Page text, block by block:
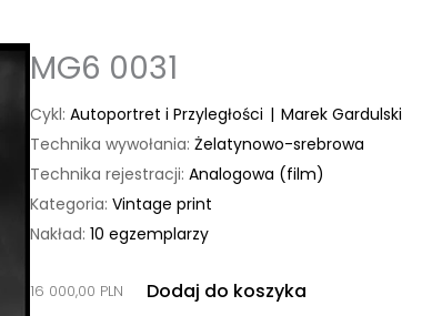
MG6 0031
Cykl: Autoportret i Przyległości | Marek Gardulski
Technika wywołania: Żelatynowo-srebrowa
Technika rejestracji: Analogowa (film)
Kategoria: Vintage print
Nakład: 10 egzemplarzy
16 000,00 PLN Dodaj do koszyka